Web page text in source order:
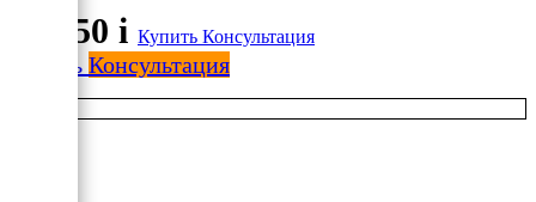
87 250 i Купить Консультация
Купить Консультация